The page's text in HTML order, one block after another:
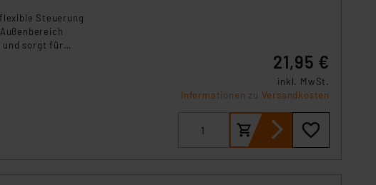
USA als Land mit unzureichendem
Behörden personenbezogene
für Europäer bestehen.
der Art der übermittelten
Steuerung
und sorgt für
21,95 €
inkl. MwSt.
Informationen zu Versandkosten